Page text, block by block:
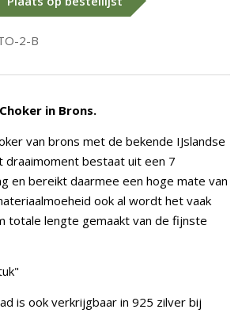
2-B
in Brons.
van brons met de bekende IJslandse
draaimoment bestaat uit een 7
en bereikt daarmee een hoge mate van
ook al wordt het vaak
totale lengte gemaakt van de fijnste
is ook verkrijgbaar in 925 zilver bij